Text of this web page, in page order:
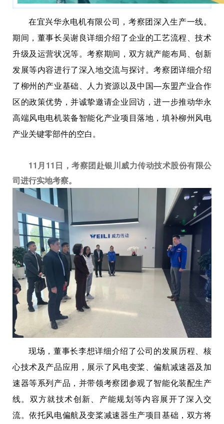
在宜兴华永电机有限公司，考察团深入生产一线。
期间，董事长吴谢良详细介绍了企业的工艺流程、技术
升级及运营状况等。考察期间，双方就产能布局、创新
发展等内容进行了深入地交流与探讨。考察团详细介绍
了柳州的产业基础、人力资源以及中国—东盟产业合作
区的政策优势，并诚挚邀请企业回访，进一步推动华永
高端风电电机装备智能化产业项目落地，填补柳州风电
产业关键零部件的空白。
11月11日，考察团赴银川威力传动技术股份有限公
司进行实地考察。
现场，董事长李想详细介绍了公司的发展历程、核
心技术及产品应用，展示了风电变桨、偏航减速器及加
速器等系列产品，并带领考察团参观了智能化装配生产
线。双方就技术创新、产能规划等内容展开了深入交
流。依托风电偏航及变桨减速器生产项目基础，双方将